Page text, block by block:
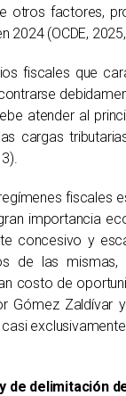
otros factores,
2024 (OCDE,
fiscales que
atender al
cargas
fiscales
importancia
concesivo y
de las
costo de
Zaldívar
de delimitación